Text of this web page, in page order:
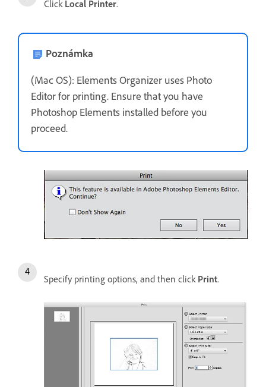
Click Local Printer.
Poznámka
(Mac OS): Elements Organizer uses Photo
Editor for printing. Ensure that you have
Photoshop Elements installed before you
proceed.
Specify printing options, and then click Print.